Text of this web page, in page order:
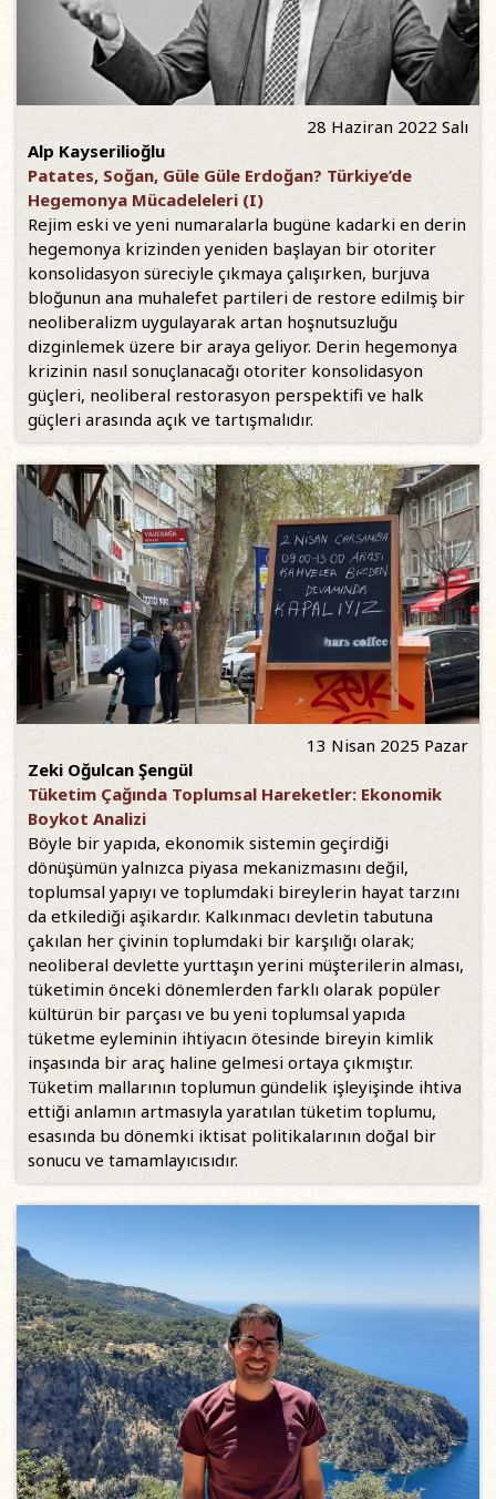
28 Haziran 2022 Salı
Alp Kayserilioğlu
Patates, Soğan, Güle Güle Erdoğan? Türkiye’de
Hegemonya Mücadeleleri (I)
Rejim eski ve yeni numaralarla bugüne kadarki en derin
hegemonya krizinden yeniden başlayan bir otoriter
konsolidasyon süreciyle çıkmaya çalışırken, burjuva
bloğunun ana muhalefet partileri de restore edilmiş bir
neoliberalizm uygulayarak artan hoşnutsuzluğu
dizginlemek üzere bir araya geliyor. Derin hegemonya
krizinin nasıl sonuçlanacağı otoriter konsolidasyon
güçleri, neoliberal restorasyon perspektifi ve halk
güçleri arasında açık ve tartışmalıdır.
13 Nisan 2025 Pazar
Zeki Oğulcan Şengül
Tüketim Çağında Toplumsal Hareketler: Ekonomik
Boykot Analizi
Böyle bir yapıda, ekonomik sistemin geçirdiği
dönüşümün yalnızca piyasa mekanizmasını değil,
toplumsal yapıyı ve toplumdaki bireylerin hayat tarzını
da etkilediği aşikardır. Kalkınmacı devletin tabutuna
çakılan her çivinin toplumdaki bir karşılığı olarak;
neoliberal devlette yurttaşın yerini müşterilerin alması,
tüketimin önceki dönemlerden farklı olarak popüler
kültürün bir parçası ve bu yeni toplumsal yapıda
tüketme eyleminin ihtiyacın ötesinde bireyin kimlik
inşasında bir araç haline gelmesi ortaya çıkmıştır.
Tüketim mallarının toplumun gündelik işleyişinde ihtiva
ettiği anlamın artmasıyla yaratılan tüketim toplumu,
esasında bu dönemki iktisat politikalarının doğal bir
sonucu ve tamamlayıcısıdır.